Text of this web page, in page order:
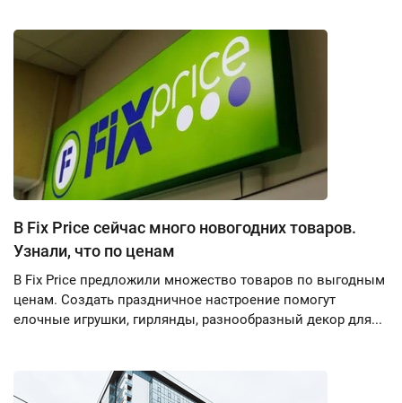
В Fix Price сейчас много новогодних товаров.
Узнали, что по ценам
В Fix Price предложили множество товаров по выгодным
ценам. Создать праздничное настроение помогут
елочные игрушки, гирлянды, разнообразный декор для...